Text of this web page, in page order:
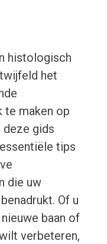
histologisch
het
maken op
gids
tips
die uw
Of u
baan of
verbeteren,